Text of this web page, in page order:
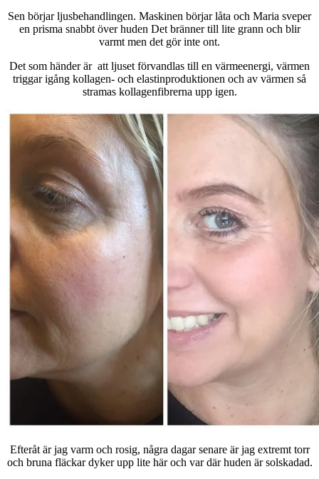
Sen börjar ljusbehandlingen. Maskinen börjar låta och Maria sveper
en prisma snabbt över huden Det bränner till lite grann och blir
varmt men det gör inte ont.
Det som händer är att ljuset förvandlas till en värmeenergi, värmen
triggar igång kollagen- och elastinproduktionen och av värmen så
stramas kollagenfibrerna upp igen.
Efteråt är jag varm och rosig, några dagar senare är jag extremt torr
och bruna fläckar dyker upp lite här och var där huden är solskadad.